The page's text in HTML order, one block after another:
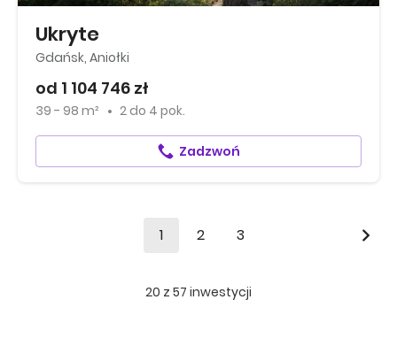
Ukryte
Gdańsk, Aniołki
od 1 104 746 zł
39 - 98 m² 2 do 4 pok.
Zadzwoń
1 2 3
20 z 57 inwestycji